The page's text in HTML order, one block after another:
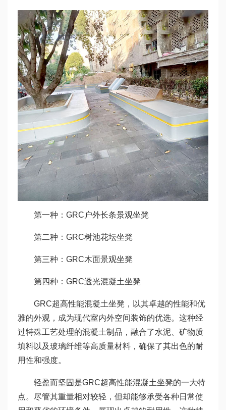
第一种：GRC户外长条景观坐凳
第二种：GRC树池花坛坐凳
第三种：GRC木面景观坐凳
第四种：GRC透光混凝土坐凳
GRC超高性能混凝土坐凳，以其卓越的性能和优
雅的外观，成为现代室内外空间装饰的优选。这种经
过特殊工艺处理的混凝土制品，融合了水泥、矿物质
填料以及玻璃纤维等高质量材料，确保了其出色的耐
用性和强度。
轻盈而坚固是GRC超高性能混凝土坐凳的一大特
点。尽管其重量相对较轻，但却能够承受各种日常使